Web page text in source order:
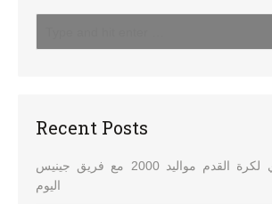
Recent Posts
التقاء فريق النادي لكرة القدم مواليد 2000 مع فريق جينيس
اليوم